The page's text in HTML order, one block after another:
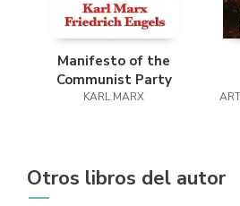
Manifesto of the
Communist Party
KARL MARX
Otros libros del autor